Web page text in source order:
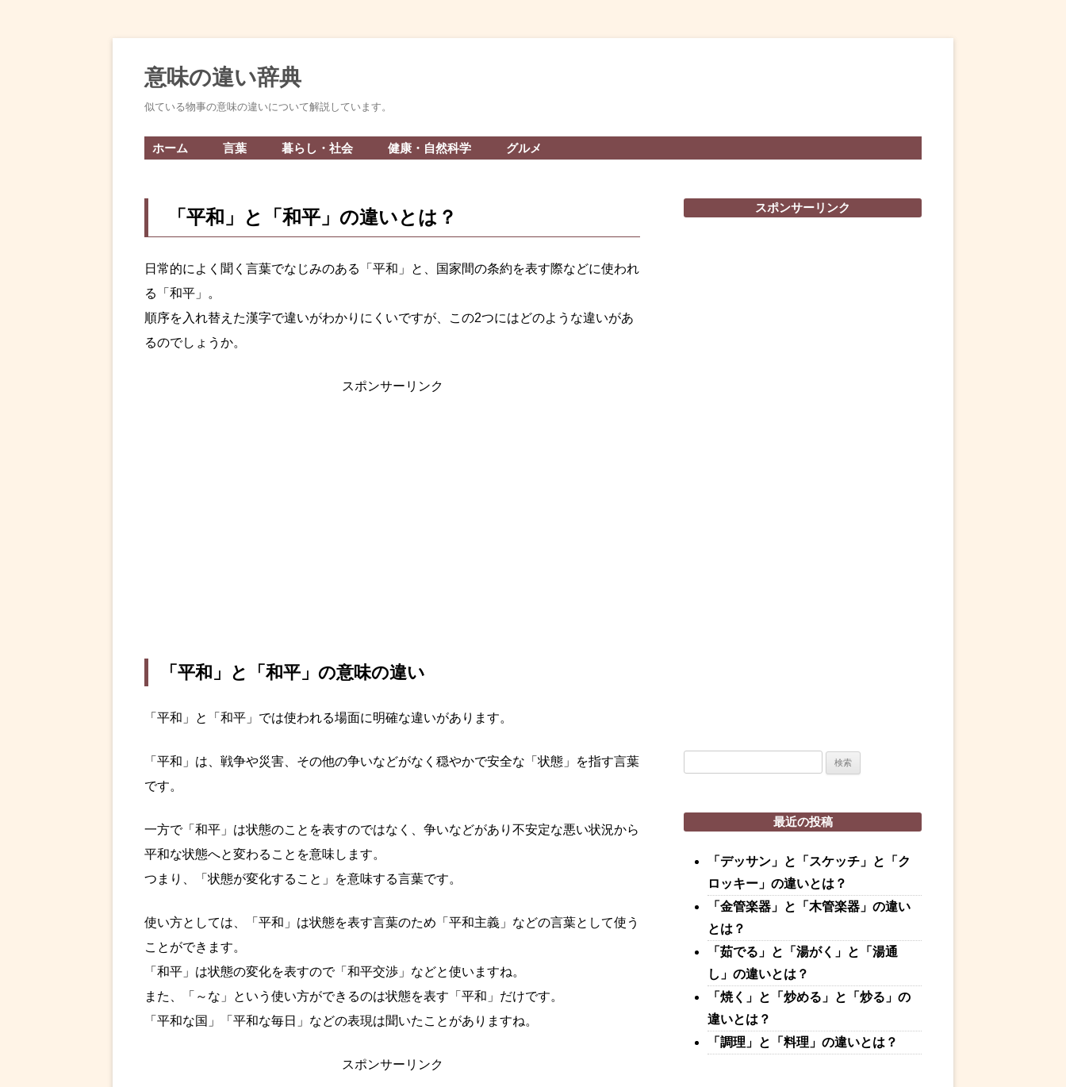
意味の違い辞典
似ている物事の意味の違いについて解説しています。
コ
ン
ホーム 言葉 暮らし・社会 健康・自然科学 グルメ
「平和」と「和平」の違いとは？
日常的によく聞く言葉でなじみのある「平和」と、国家間の条約を表す際などに使われ
る「和平」。
順序を入れ替えた漢字で違いがわかりにくいですが、この2つにはどのような違いがあ
るのでしょうか。
スポンサーリンク
「平和」と「和平」の意味の違い
「平和」と「和平」では使われる場面に明確な違いがあります。
「平和」は、戦争や災害、その他の争いなどがなく穏やかで安全な「状態」を指す言葉
です。
一方で「和平」は状態のことを表すのではなく、争いなどがあり不安定な悪い状況から
平和な状態へと変わることを意味します。
つまり、「状態が変化すること」を意味する言葉です。
使い方としては、「平和」は状態を表す言葉のため「平和主義」などの言葉として使う
ことができます。
「和平」は状態の変化を表すので「和平交渉」などと使いますね。
また、「～な」という使い方ができるのは状態を表す「平和」だけです。
「平和な国」「平和な毎日」などの表現は聞いたことがありますね。
スポンサーリンク
スポンサーリンク
最近の投稿
「デッサン」と「スケッチ」と「ク
ロッキー」の違いとは？
「金管楽器」と「木管楽器」の違い
とは？
「茹でる」と「湯がく」と「湯通
し」の違いとは？
「焼く」と「炒める」と「炒る」の
違いとは？
「調理」と「料理」の違いとは？